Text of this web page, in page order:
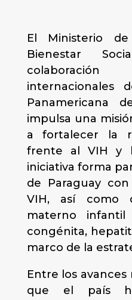
El Ministerio
Bienestar
internacionales
Panamericana
impulsa una
a fortalecer la
frente al VIH y
iniciativa forma
de Paraguay
VIH, así como
materno
congénita,
marco de la
Entre los
que el país